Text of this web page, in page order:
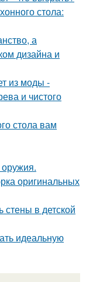
стола:
а
дизайна и
из моды -
и чистого
стола вам
оригинальных
в детской
идеальную